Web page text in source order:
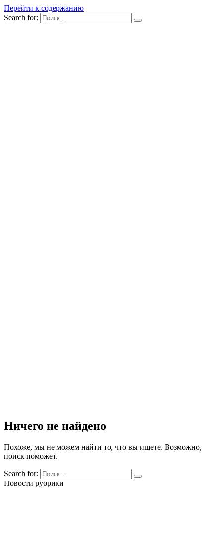
Перейти к содержанию
Search for:
Ничего не найдено
Похоже, мы не можем найти то, что вы ищете. Возможно,
поиск поможет.
Search for:
Новости рубрики